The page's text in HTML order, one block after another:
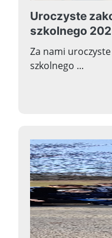
Uroczyste
szkolnego
Za nami
szkolnego ...